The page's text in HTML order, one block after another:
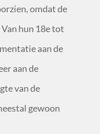
omdat de
hun 18etot
aan de
aan de
van de
gewoon